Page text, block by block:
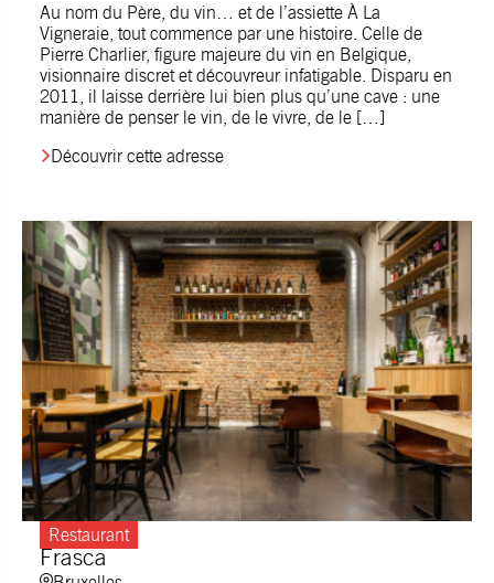
Au nom du Père, du vin… et de l’assiette À La
Vigneraie, tout commence par une histoire. Celle de
Pierre Charlier, figure majeure du vin en Belgique,
visionnaire discret et découvreur infatigable. Disparu en
2011, il laisse derrière lui bien plus qu’une cave : une
manière de penser le vin, de le vivre, de le […]
Découvrir cette adresse
Frasca
Restaurant